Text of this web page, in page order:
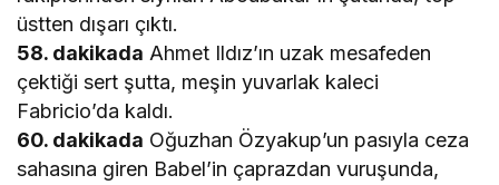
üstten dışarı çıktı.
58. dakikada Ahmet Ildız’ın uzak mesafeden
çektiği sert şutta, meşin yuvarlak kaleci
Fabricio’da kaldı.
60. dakikada Oğuzhan Özyakup’un pasıyla ceza
sahasına giren Babel’in çaprazdan vuruşunda,